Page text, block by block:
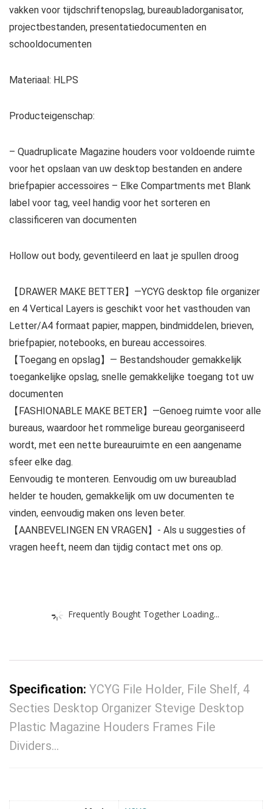
vakken voor tijdschriftenopslag, bureaubladorganisator,
projectbestanden, presentatiedocumenten en
schooldocumenten
Materiaal: HLPS
Producteigenschap:
– Quadruplicate Magazine houders voor voldoende ruimte
voor het opslaan van uw desktop bestanden en andere
briefpapier accessoires – Elke Compartments met Blank
label voor tag, veel handig voor het sorteren en
classificeren van documenten
Hollow out body, geventileerd en laat je spullen droog
【DRAWER MAKE BETTER】—YCYG desktop file organizer
en 4 Vertical Layers is geschikt voor het vasthouden van
Letter/A4 formaat papier, mappen, bindmiddelen, brieven,
briefpapier, notebooks, en bureau accessoires.
【Toegang en opslag】— Bestandshouder gemakkelijk
toegankelijke opslag, snelle gemakkelijke toegang tot uw
documenten
【FASHIONABLE MAKE BETER】—Genoeg ruimte voor alle
bureaus, waardoor het rommelige bureau georganiseerd
wordt, met een nette bureauruimte en een aangename
sfeer elke dag.
Eenvoudig te monteren. Eenvoudig om uw bureaublad
helder te houden, gemakkelijk om uw documenten te
vinden, eenvoudig maken ons leven beter.
【AANBEVELINGEN EN VRAGEN】- Als u suggesties of
vragen heeft, neem dan tijdig contact met ons op.
Frequently Bought Together Loading...
Specification: YCYG File Holder, File Shelf, 4
Secties Desktop Organizer Stevige Desktop
Plastic Magazine Houders Frames File
Dividers…